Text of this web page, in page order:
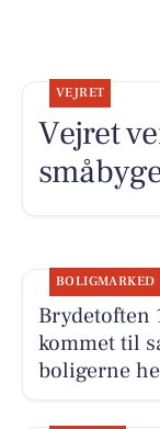
VEJRET
Vejret
BOLIGMARKED
Brydetoften
kommet til
boligerne